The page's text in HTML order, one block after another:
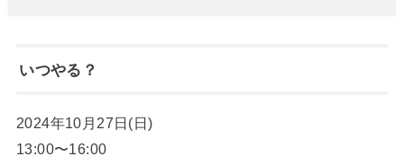
いつやる？
2024年10月27日(日)
13:00〜16:00